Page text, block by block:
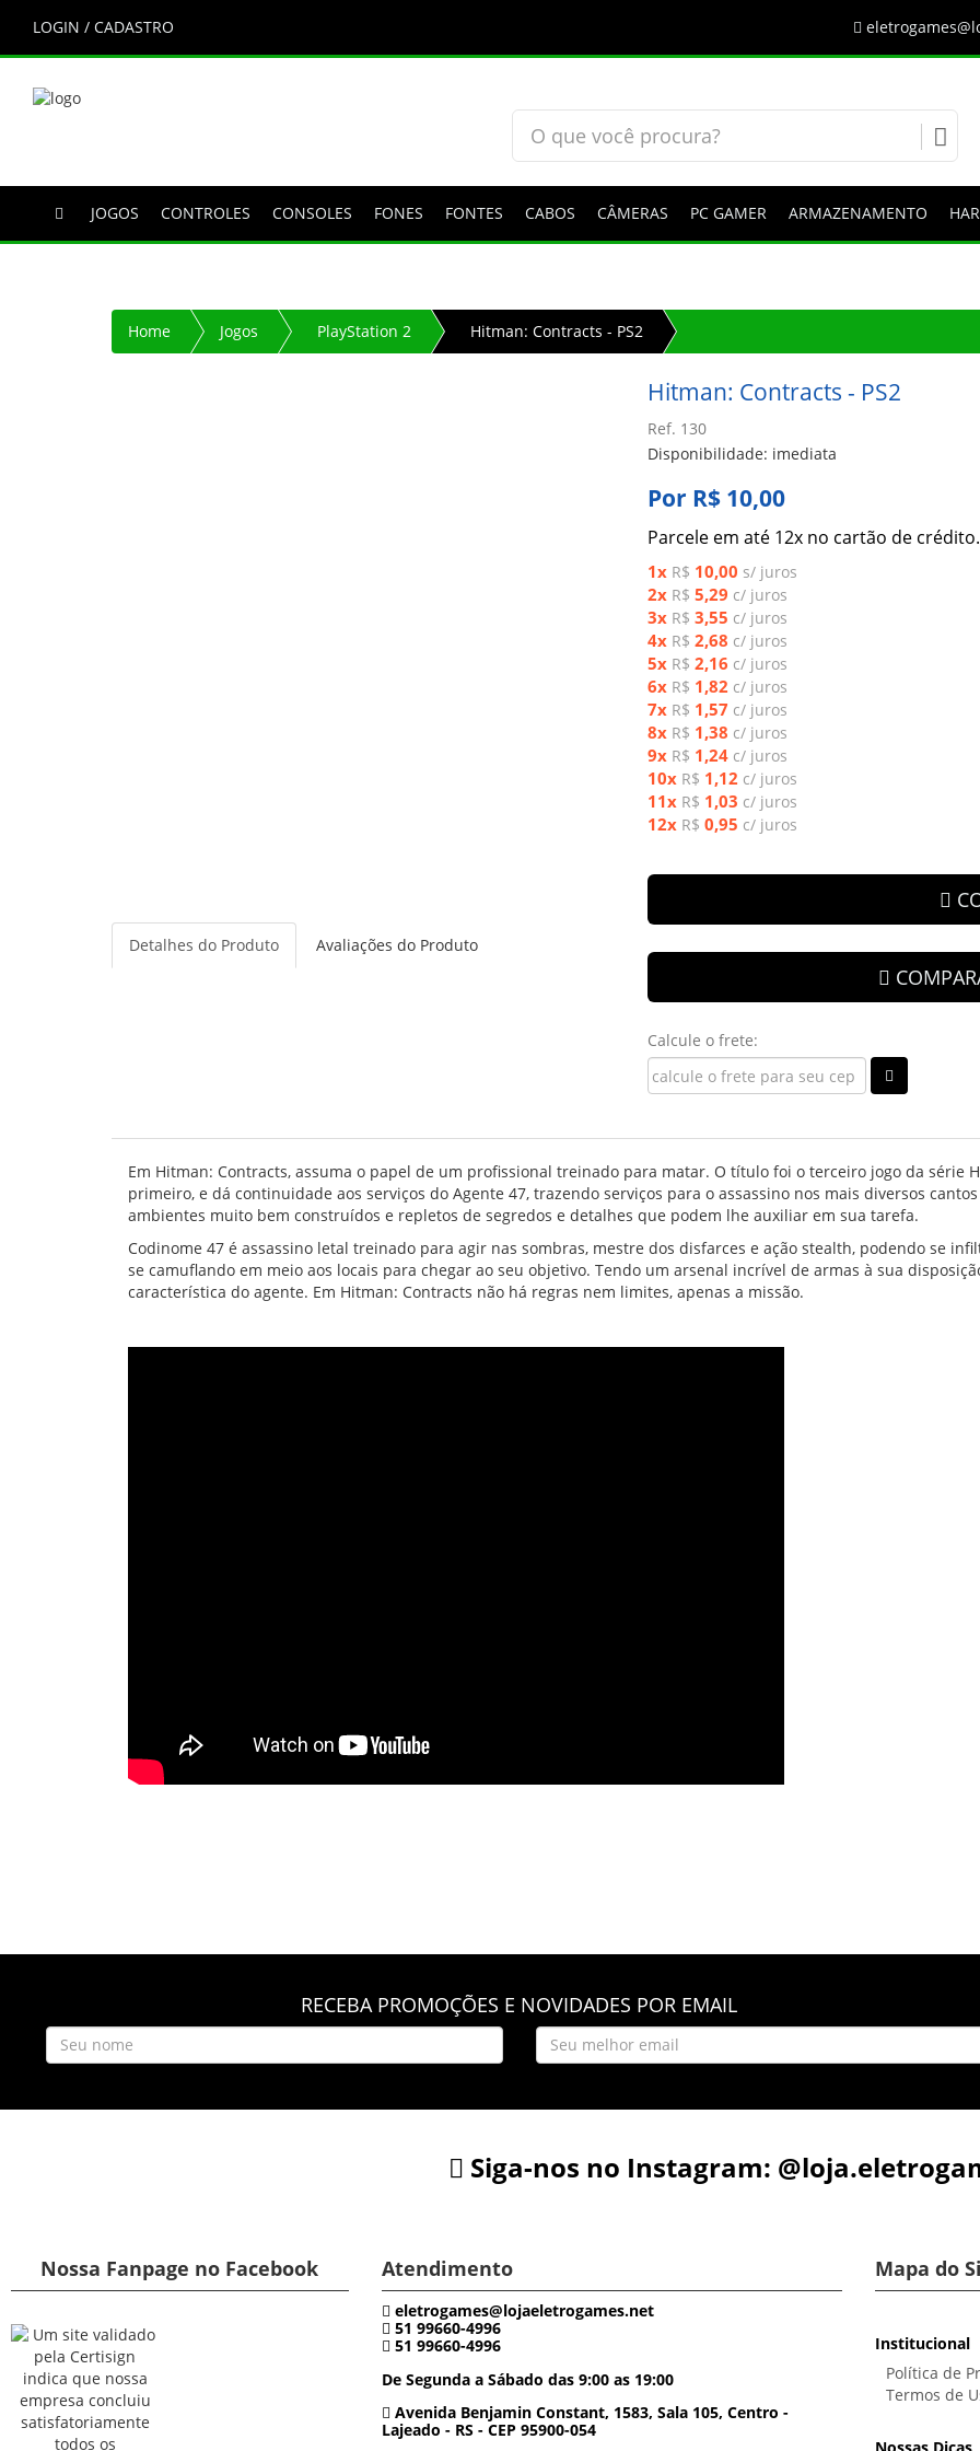
LOGIN / CADASTRO
JOGOS CONTROLES CONSOLES FONES FONTES CABOS CÂMERAS PC GAMER ARMAZENAMENTO
Home Jogos PlayStation 2 Hitman: Contracts - PS2
Hitman: Contracts - PS2
Ref. 130
Disponibilidade: imediata
Por R$ 10,00
Parcele em até 12x no cartão de crédito.
1x R$ 10,00 s/ juros
2x R$ 5,29 c/ juros
3x R$ 3,55 c/ juros
4x R$ 2,68 c/ juros
5x R$ 2,16 c/ juros
6x R$ 1,82 c/ juros
7x R$ 1,57 c/ juros
8x R$ 1,38 c/ juros
9x R$ 1,24 c/ juros
10x R$ 1,12 c/ juros
11x R$ 1,03 c/ juros
12x R$ 0,95 c/ juros
Calcule o frete:
Detalhes do Produto Avaliações do Produto
Em Hitman: Contracts, assuma o papel de um profissional treinado para matar. O título foi o terceiro jogo da série
primeiro, e dá continuidade aos serviços do Agente 47, trazendo serviços para o assassino nos mais diversos
ambientes muito bem construídos e repletos de segredos e detalhes que podem lhe auxiliar em sua tarefa.
Codinome 47 é assassino letal treinado para agir nas sombras, mestre dos disfarces e ação stealth, podendo se
se camuflando em meio aos locais para chegar ao seu objetivo. Tendo um arsenal incrível de armas à sua
característica do agente. Em Hitman: Contracts não há regras nem limites, apenas a missão.
RECEBA PROMOÇÕES E NOVIDADES POR EMAIL
Siga-nos no Instagram:
Nossa Fanpage no Facebook Atendimento
eletrogames@lojaeletrogames.net
51 99660-4996
51 99660-4996
De Segunda a Sábado das 9:00 as 19:00
Avenida Benjamin Constant, 1583, Sala 105, Centro -
Lajeado - RS - CEP 95900-054
Mapa do
Institucional
Política de
Termos de